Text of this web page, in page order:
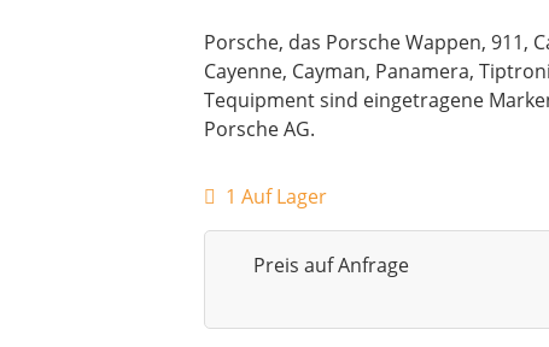
Porsche, das Porsche Wappen, 911,
Cayenne, Cayman, Panamera,
Tequipment sind eingetragene
Porsche AG.
1 Auf Lager
Preis auf Anfrage